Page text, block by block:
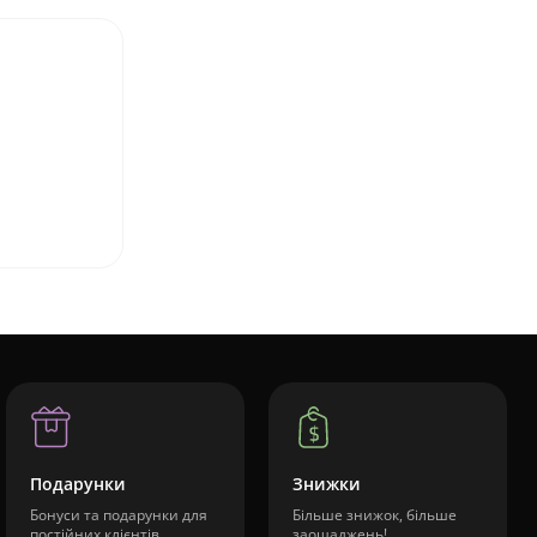
Подарунки
Бонуси та подарунки для
Знижки
Більше знижок, більше